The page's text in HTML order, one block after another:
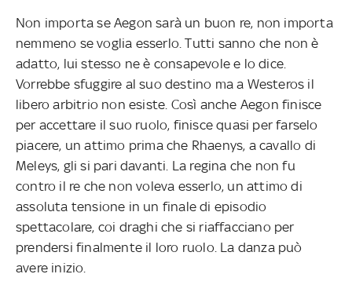
Non importa se Aegon sarà un buon re, non importa
nemmeno se voglia esserlo. Tutti sanno che non è
adatto, lui stesso ne è consapevole e lo dice.
Vorrebbe sfuggire al suo destino ma a Westeros il
libero arbitrio non esiste. Così anche Aegon finisce
per accettare il suo ruolo, finisce quasi per farselo
piacere, un attimo prima che Rhaenys, a cavallo di
Meleys, gli si pari davanti. La regina che non fu
contro il re che non voleva esserlo, un attimo di
assoluta tensione in un finale di episodio
spettacolare, coi draghi che si riaffacciano per
prendersi finalmente il loro ruolo. La danza può
avere inizio.